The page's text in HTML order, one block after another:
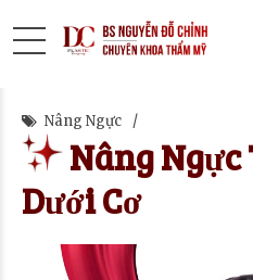
Nâng Ngực
Nâng Ngực
Dưới Cơ